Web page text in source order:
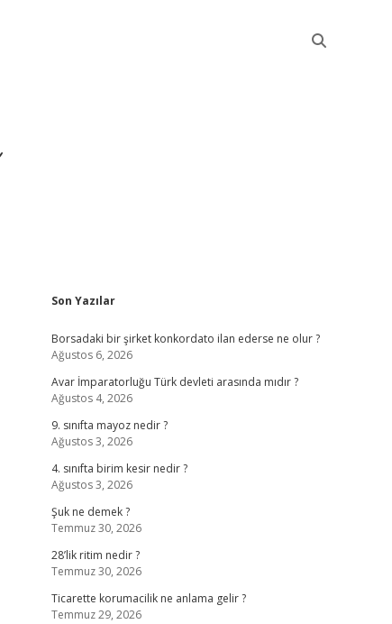
Sidebar
Son Yazılar
Borsadaki bir şirket konkordato ilan ederse ne olur ?
Ağustos 6, 2026
Avar İmparatorluğu Türk devleti arasında mıdır ?
Ağustos 4, 2026
9. sınıfta mayoz nedir ?
Ağustos 3, 2026
4. sınıfta birim kesir nedir ?
Ağustos 3, 2026
Şuk ne demek ?
Temmuz 30, 2026
28’lik ritim nedir ?
Temmuz 30, 2026
Ticarette korumacilik ne anlama gelir ?
Temmuz 29, 2026